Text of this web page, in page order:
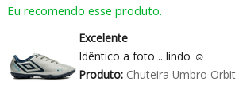
Eu recomendo esse produto.
Excelente
Idêntico a foto .. lindo ☺️
Produto:Chuteira Umbro Orbit